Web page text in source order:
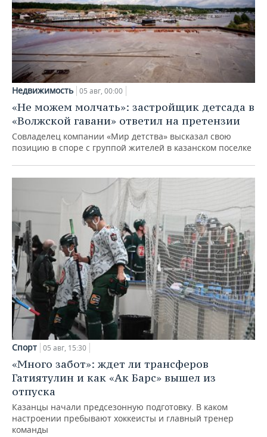
Недвижимость 05 авг, 00:00
«Не можем молчать»: застройщик детсада в
«Волжской гавани» ответил на претензии
Совладелец компании «Мир детства» высказал свою
позицию в споре с группой жителей в казанском поселке
Спорт 05 авг, 15:30
«Много забот»: ждет ли трансферов
Гатиятулин и как «Ак Барс» вышел из
отпуска
Казанцы начали предсезонную подготовку. В каком
настроении пребывают хоккеисты и главный тренер
команды